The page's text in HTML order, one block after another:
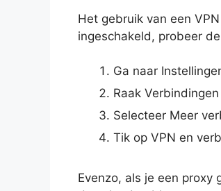
Het gebruik van een
ingeschakeld, probeer
Ga naar
Raak
Selecteer Meer
Tik op VPN en
Evenzo, als je een